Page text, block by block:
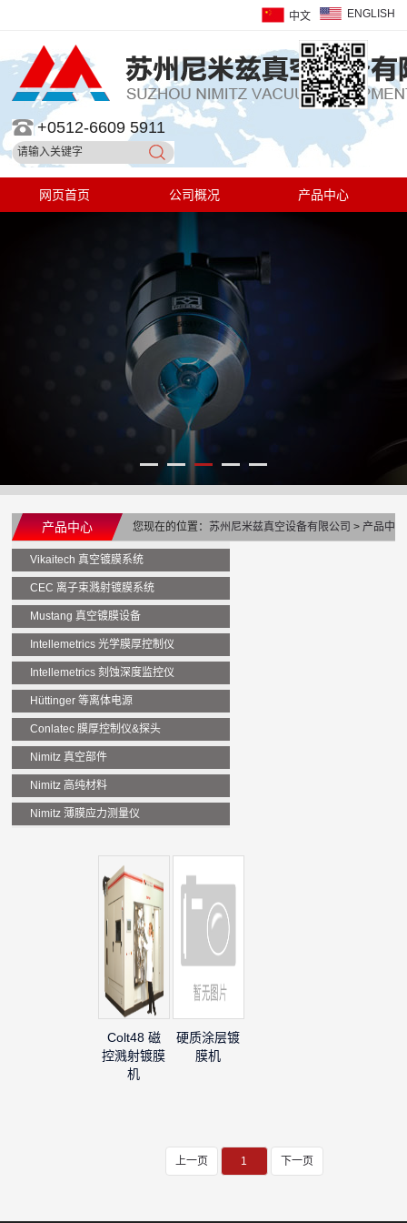
ENGLISH
中文
+0512-6609 5911
网页首页 公司概况 产品中心
产品中心 您现在的位置： 苏州尼米兹真空设备有限公司 > 产品中
心
Vikaitech 真空镀膜系统
CEC 离子束溅射镀膜系统
Mustang 真空镀膜设备
Intellemetrics 光学膜厚控制仪
Intellemetrics 刻蚀深度监控仪
Hüttinger 等离体电源
Conlatec 膜厚控制仪&探头
Nimitz 真空部件
Nimitz 高纯材料
Nimitz 薄膜应力测量仪
Colt48 磁
控溅射镀膜
机
硬质涂层镀
膜机
上一页 1 下一页